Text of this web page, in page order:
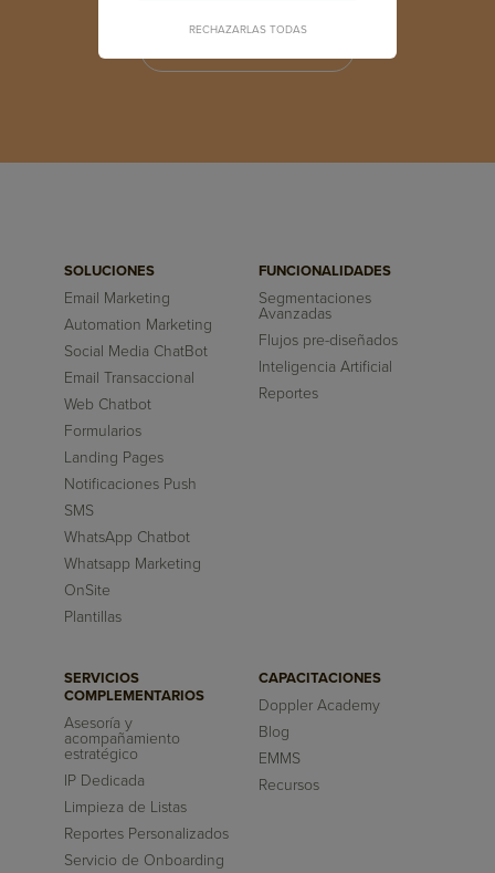
SOLUCIONES
Email Marketing
Automation Marketing
Social Media ChatBot
Email Transaccional
Web Chatbot
Formularios
Landing Pages
Notificaciones Push
SMS
WhatsApp Chatbot
Whatsapp Marketing
OnSite
Plantillas
FUNCIONALIDADES
Segmentaciones
Avanzadas
Flujos pre-diseñados
Inteligencia Artificial
Reportes
SERVICIOS
COMPLEMENTARIOS
Asesoría y
acompañamiento
estratégico
IP Dedicada
Limpieza de Listas
Reportes Personalizados
Servicio de Onboarding
CAPACITACIONES
Doppler Academy
Blog
EMMS
Recursos
RECHAZARLAS TODAS